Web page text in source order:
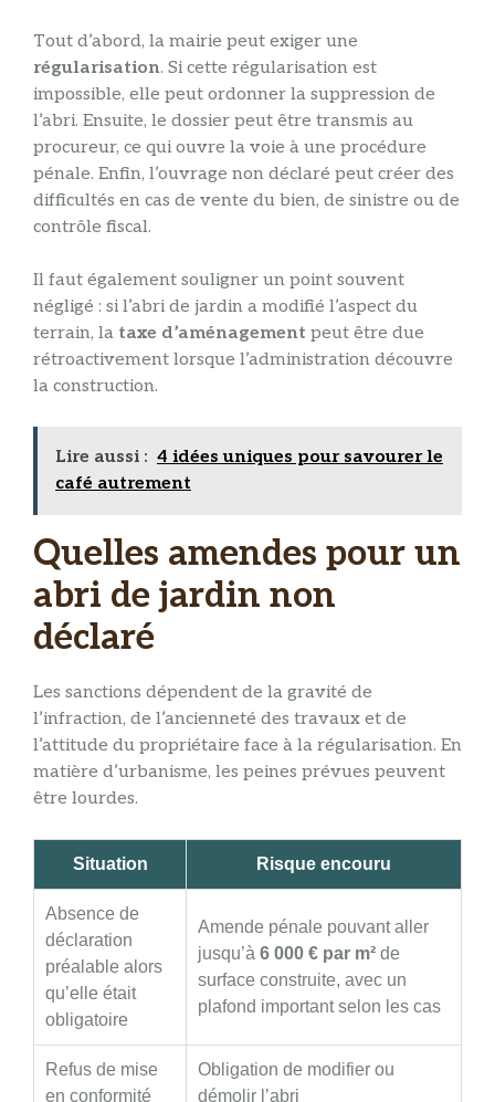
Tout d’abord, la mairie peut exiger une
régularisation. Si cette régularisation est
impossible, elle peut ordonner la suppression de
l’abri. Ensuite, le dossier peut être transmis au
procureur, ce qui ouvre la voie à une procédure
pénale. Enfin, l’ouvrage non déclaré peut créer des
difficultés en cas de vente du bien, de sinistre ou de
contrôle fiscal.
Il faut également souligner un point souvent
négligé : si l’abri de jardin a modifié l’aspect du
terrain, la taxe d’aménagement peut être due
rétroactivement lorsque l’administration découvre
la construction.
Lire aussi : 4 idées uniques pour savourer le
café autrement
Quelles amendes pour un
abri de jardin non
déclaré
Les sanctions dépendent de la gravité de
l’infraction, de l’ancienneté des travaux et de
l’attitude du propriétaire face à la régularisation. En
matière d’urbanisme, les peines prévues peuvent
être lourdes.
Situation Risque encouru
Absence de
déclaration
préalable alors
qu’elle était
obligatoire
Amende pénale pouvant aller
jusqu’à 6 000 € par m² de
surface construite, avec un
plafond important selon les cas
Refus de mise
en conformité
Obligation de modifier ou
démolir l’abri